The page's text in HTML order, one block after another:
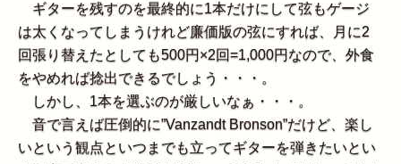
ギターを残すのを最終的に1本だけにして弦もゲージ
は太くなってしまうけれど廉価版の弦にすれば、月に2
回張り替えたとしても500円×2回=1,000円なので、外食
をやめれば捻出できるでしょう・・・。
しかし、1本を選ぶのが厳しいなぁ・・・。
音で言えば圧倒的に”Vanzandt Bronson”だけど、楽し
いという観点といつまでも立ってギターを弾きたいとい